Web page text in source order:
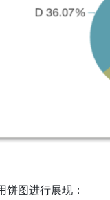
图进行展现：